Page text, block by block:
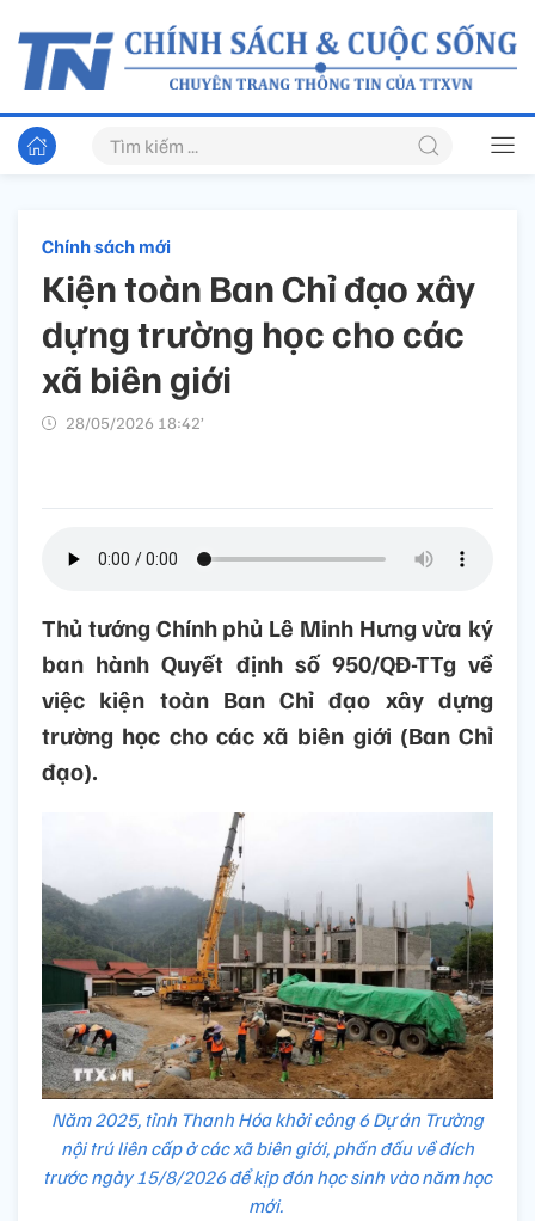
Chính sách mới
Kiện toàn Ban Chỉ đạo xây
dựng trường học cho các
xã biên giới
28/05/2026 18:42’
Thủ tướng Chính phủ Lê Minh Hưng vừa ký
ban hành Quyết định số 950/QĐ-TTg về
việc kiện toàn Ban Chỉ đạo xây dựng
trường học cho các xã biên giới (Ban Chỉ
đạo).
Năm 2025, tỉnh Thanh Hóa khởi công 6 Dự án Trường
nội trú liên cấp ở các xã biên giới, phấn đấu về đích
trước ngày 15/8/2026 để kịp đón học sinh vào năm học
mới.